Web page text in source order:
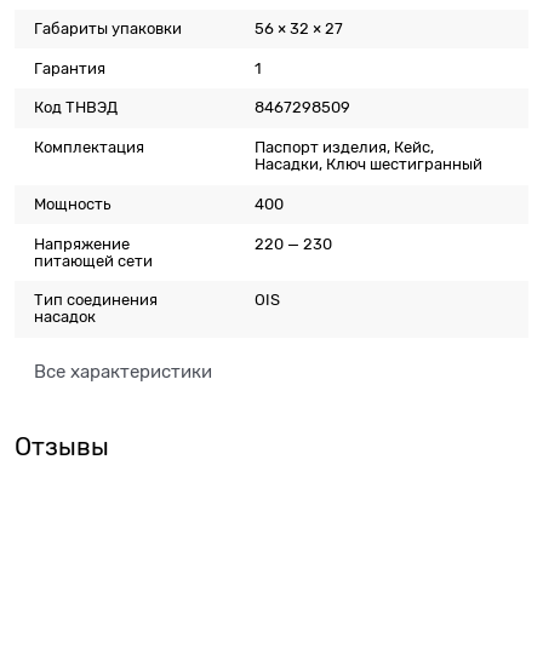
Габариты упаковки 56 × 32 × 27
Гарантия 1
Код ТНВЭД 8467298509
Комплектация
Паспорт изделия, Кейс,
Насадки, Ключ шестигранный
Мощность 400
Напряжение
питающей сети
220 — 230
Тип соединения
насадок
OIS
Все характеристики
Отзывы